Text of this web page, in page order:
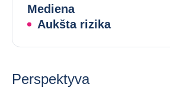
Mediena
Aukšta rizika
Perspektyva